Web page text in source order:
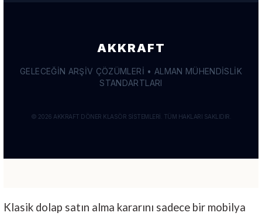
Klasik dolap satın alma kararını sadece bir mobilya